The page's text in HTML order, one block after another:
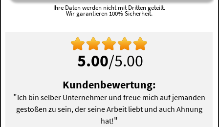
Ihre Daten werden nicht mit Dritten geteilt.
Wir garantieren 100% Sicherheit.
5.00/5.00
Kundenbewertung:
"Ich bin selber Unternehmer und freue mich auf jemanden
gestoßen zu sein, der seine Arbeit liebt und auch Ahnung
hat!"